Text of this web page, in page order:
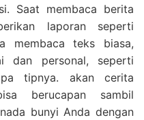
Saat membaca berita
laporan seperti
membaca teks biasa,
dan personal, seperti
tipnya. akan cerita
berucapan sambil
bunyi Anda dengan